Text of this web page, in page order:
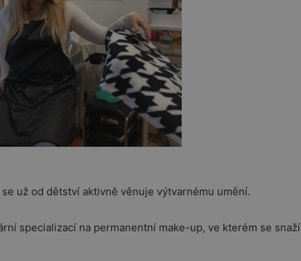
už od dětství aktivně věnuje výtvarnému umění.
specializací na permanentní make-up, ve kterém se snaží